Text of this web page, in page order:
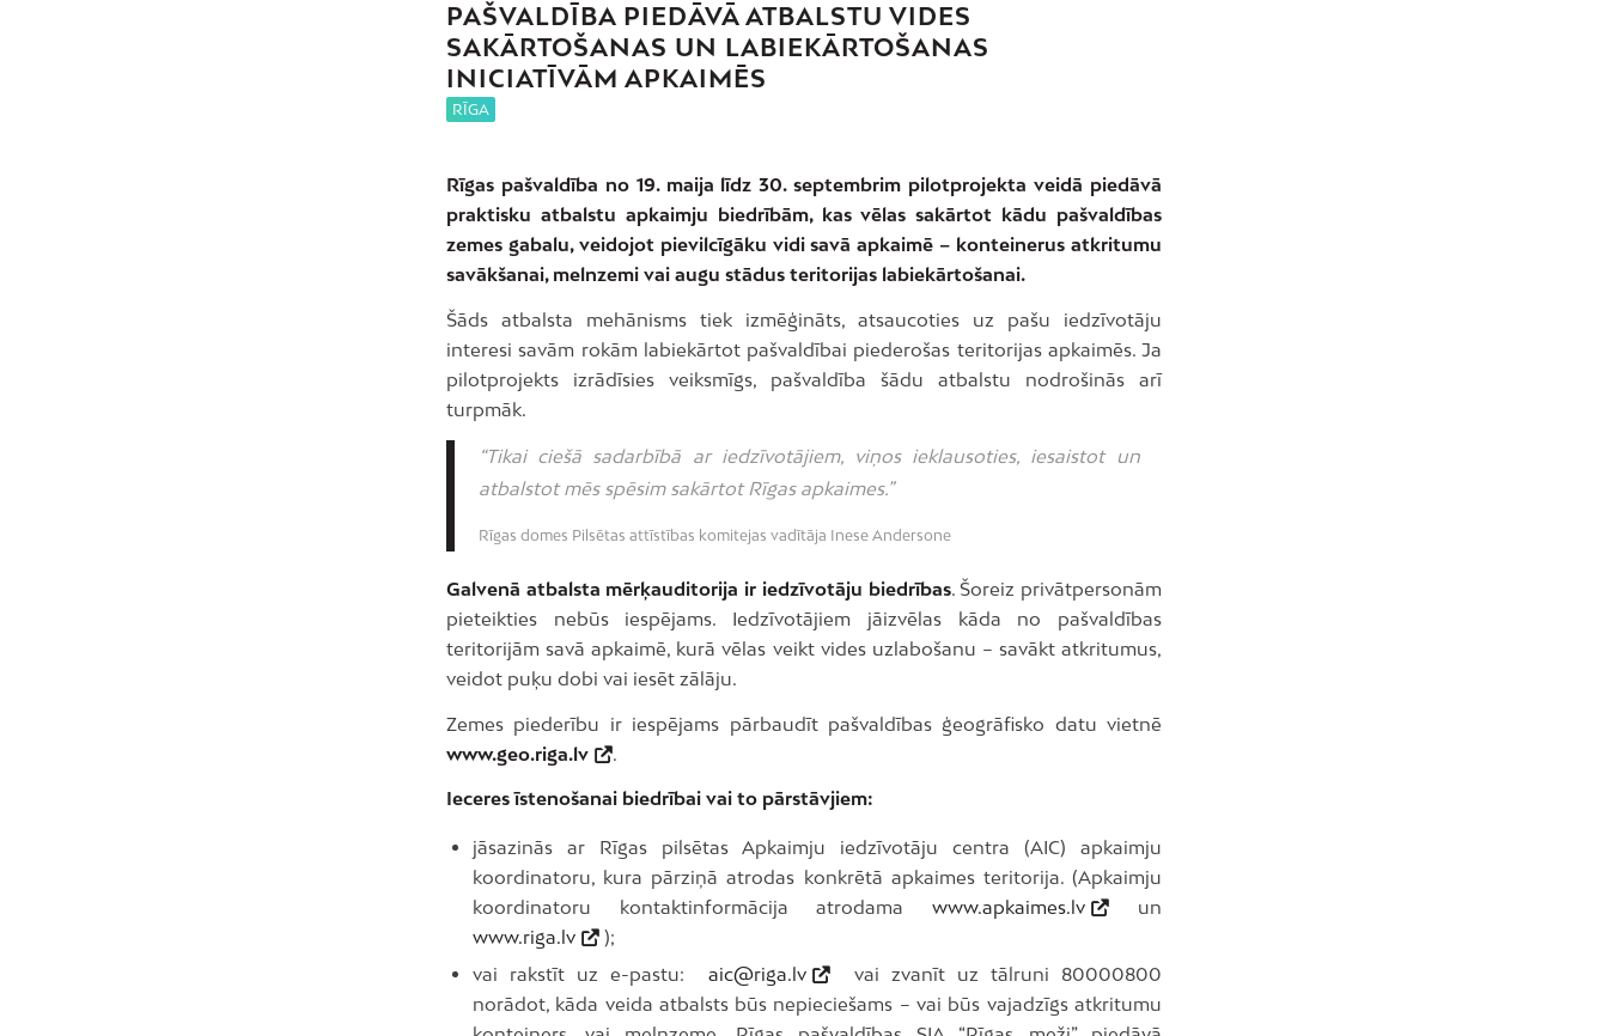
PAŠVALDĪBA PIEDĀVĀ ATBALSTU VIDES
SAKĀRTOŠANAS UN LABIEKĀRTOŠANAS
INICIATĪVĀM APKAIMĒS
RĪGA
Rīgas pašvaldība no 19. maija līdz 30. septembrim pilotprojekta veidā piedāvā
praktisku atbalstu apkaimju biedrībām, kas vēlas sakārtot kādu pašvaldības
zemes gabalu, veidojot pievilcīgāku vidi savā apkaimē – konteinerus atkritumu
savākšanai, melnzemi vai augu stādus teritorijas labiekārtošanai.
Šāds atbalsta mehānisms tiek izmēģināts, atsaucoties uz pašu iedzīvotāju
interesi savām rokām labiekārtot pašvaldībai piederošas teritorijas apkaimēs. Ja
pilotprojekts izrādīsies veiksmīgs, pašvaldība šādu atbalstu nodrošinās arī
turpmāk.
“Tikai ciešā sadarbībā ar iedzīvotājiem, viņos ieklausoties, iesaistot un
atbalstot mēs spēsim sakārtot Rīgas apkaimes.”
Rīgas domes Pilsētas attīstības komitejas vadītāja Inese Andersone
Galvenā atbalsta mērķauditorija ir iedzīvotāju biedrības. Šoreiz privātpersonām
pieteikties nebūs iespējams. Iedzīvotājiem jāizvēlas kāda no pašvaldības
teritorijām savā apkaimē, kurā vēlas veikt vides uzlabošanu – savākt atkritumus,
veidot puķu dobi vai iesēt zālāju.
Zemes piederību ir iespējams pārbaudīt pašvaldības ģeogrāfisko datu vietnē
www.geo.riga.lv
Ieceres īstenošanai biedrībai vai to pārstāvjiem:
jāsazinās ar Rīgas pilsētas Apkaimju iedzīvotāju centra (AIC) apkaimju
koordinatoru, kura pārziņā atrodas konkrētā apkaimes teritorija. (Apkaimju
koordinatoru kontaktinformācija atrodamawww.apkaimes.lv
un
www.riga.lv
);
vai rakstīt uz e-pastu: aic@riga.lv
vai zvanīt uz tālruni 80000800
norādot, kāda veida atbalsts būs nepieciešams – vai būs vajadzīgs atkritumu